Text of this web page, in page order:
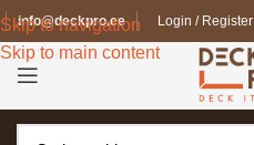
Skip to navigation
Skip to main content
info@deckpro.ee Login / Register